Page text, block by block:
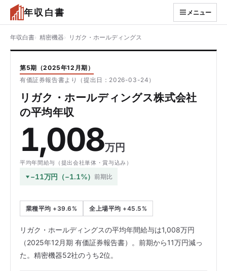
年収白書 メニュー
年収白書 精密機器 リガク・ホールディングス
第5期（2025年12月期）
有価証券報告書より（提出日：2026-03-24）
リガク・ホールディングス株式会社
の平均年収
1,008万円
平均年間給与（提出会社単体・賞与込み）
−11万円（−1.1%）前期比
業種平均 +39.6% 全上場平均 +45.5%
リガク・ホールディングスの平均年間給与は1,008万円
（2025年12月期 有価証券報告書）。前期から11万円減っ
た。精密機器52社のうち2位。